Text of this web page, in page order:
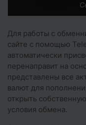
Для работы с
сайте с помощью
автоматически
перенаправит на
представлены все
валют для
открыть
условия обмена.